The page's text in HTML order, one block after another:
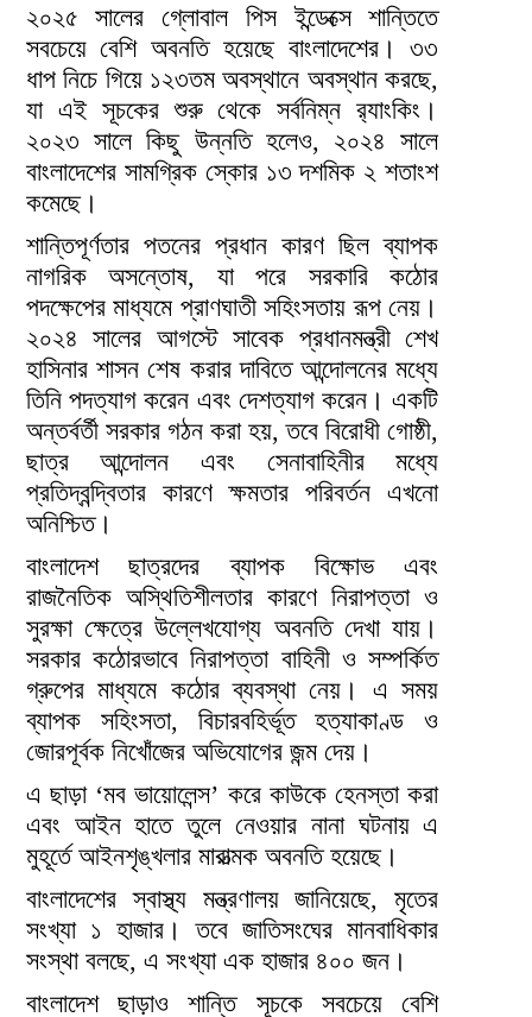
২০২৫ সালের গ্লোবাল পিস ইন্ডেক্সে শান্তিতে
সবচেয়ে বেশি অবনতি হয়েছে বাংলাদেশের। ৩৩
ধাপ নিচে গিয়ে ১২৩তম অবস্থানে অবস্থান করছে,
যা এই সূচকের শুরু থেকে সর্বনিম্ন র‌্যাংকিং।
২০২৩ সালে কিছু উন্নতি হলেও, ২০২৪ সালে
বাংলাদেশের সামগ্রিক স্কোর ১৩ দশমিক ২ শতাংশ
কমেছে।
শান্তিপূর্ণতার পতনের প্রধান কারণ ছিল ব্যাপক
নাগরিক অসন্তোষ, যা পরে সরকারি কঠোর
পদক্ষেপের মাধ্যমে প্রাণঘাতী সহিংসতায় রূপ নেয়।
২০২৪ সালের আগস্টে সাবেক প্রধানমন্ত্রী শেখ
হাসিনার শাসন শেষ করার দাবিতে আন্দোলনের মধ্যে
তিনি পদত্যাগ করেন এবং দেশত্যাগ করেন। একটি
অন্তর্বর্তী সরকার গঠন করা হয়, তবে বিরোধী গোষ্ঠী,
ছাত্র আন্দোলন এবং সেনাবাহিনীর মধ্যে
প্রতিদ্বন্দ্বিতার কারণে ক্ষমতার পরিবর্তন এখনো
অনিশ্চিত।
বাংলাদেশ ছাত্রদের ব্যাপক বিক্ষোভ এবং
রাজনৈতিক অস্থিতিশীলতার কারণে নিরাপত্তা ও
সুরক্ষা ক্ষেত্রে উল্লেখযোগ্য অবনতি দেখা যায়।
সরকার কঠোরভাবে নিরাপত্তা বাহিনী ও সম্পর্কিত
গ্রুপের মাধ্যমে কঠোর ব্যবস্থা নেয়। এ সময়
ব্যাপক সহিংসতা, বিচারবহির্ভূত হত্যাকাণ্ড ও
জোরপূর্বক নিখোঁজের অভিযোগের জন্ম দেয়।
এ ছাড়া ‘মব ভায়োলেন্স’ করে কাউকে হেনস্তা করা
এবং আইন হাতে তুলে নেওয়ার নানা ঘটনায় এ
মুহূর্তে আইনশৃঙ্খলার মারাত্মক অবনতি হয়েছে।
বাংলাদেশের স্বাস্থ্য মন্ত্রণালয় জানিয়েছে, মৃতের
সংখ্যা ১ হাজার। তবে জাতিসংঘের মানবাধিকার
সংস্থা বলছে, এ সংখ্যা এক হাজার ৪০০ জন।
বাংলাদেশ ছাড়াও শান্তি সূচকে সবচেয়ে বেশি